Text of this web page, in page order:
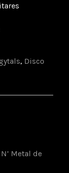
, Disco
Metal de